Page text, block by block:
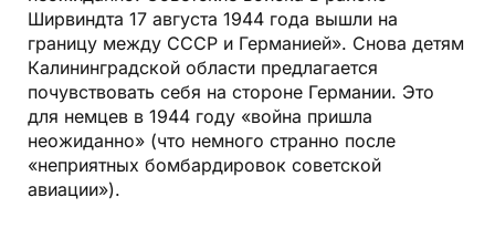
Ширвиндта 17 августа 1944 года вышли на
границу между СССР и Германией». Снова детям
Калининградской области предлагается
почувствовать себя на стороне Германии. Это
для немцев в 1944 году «война пришла
неожиданно» (что немного странно после
«неприятных бомбардировок советской
авиации»).